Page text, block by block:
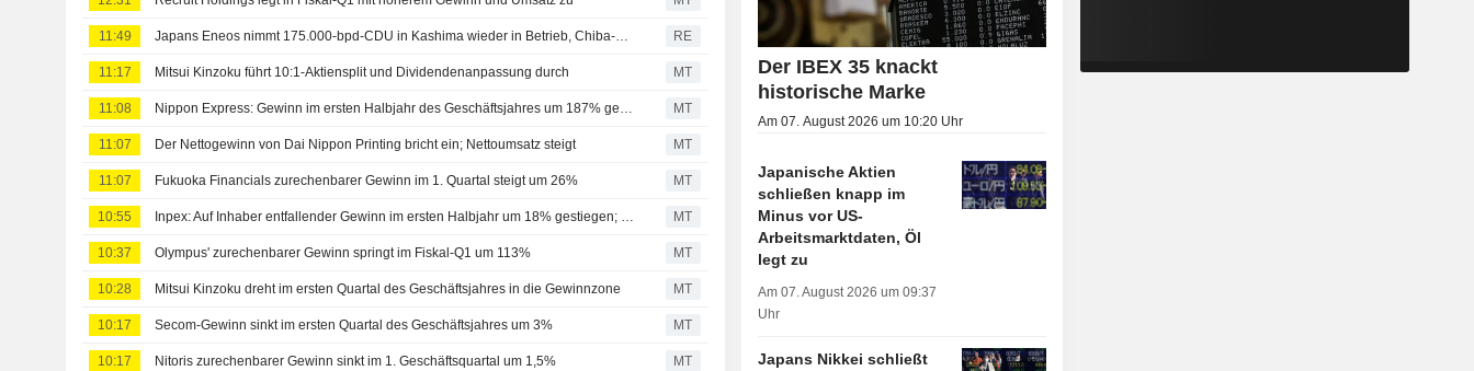
11:49 Japans Eneos nimmt 175.000-bpd-CDU in Kashima wieder in Betrieb, Chiba-CDU stillgelegt RE
11:17 Mitsui Kinzoku führt 10:1-Aktiensplit und Dividendenanpassung durch MT
11:08 Nippon Express: Gewinn im ersten Halbjahr des Geschäftsjahres um 187% gestiegen MT
11:07 Der Nettogewinn von Dai Nippon Printing bricht ein; Nettoumsatz steigt MT
11:07 Fukuoka Financials zurechenbarer Gewinn im 1. Quartal steigt um 26% MT
10:55 Inpex: Auf Inhaber entfallender Gewinn im ersten Halbjahr um 18% gestiegen; Zwischendividende beschlossen MT
10:37 Olympus' zurechenbarer Gewinn springt im Fiskal-Q1 um 113% MT
10:28 Mitsui Kinzoku dreht im ersten Quartal des Geschäftsjahres in die Gewinnzone MT
10:17 Secom-Gewinn sinkt im ersten Quartal des Geschäftsjahres um 3% MT
10:17 Nitoris zurechenbarer Gewinn sinkt im 1. Geschäftsquartal um 1,5% MT
Der IBEX 35 knackt
historische Marke
Am 07. August 2026 um 10:20 Uhr
Japanische Aktien
schließen knapp im
Minus vor US-
Arbeitsmarktdaten, Öl
legt zu
Am 07. August 2026 um 09:37
Uhr
Japans Nikkei schließt